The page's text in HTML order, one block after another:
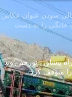
سودن عنوان عکاس
خانگی را به دست
پیشاور–تورخم روند
متوقف کرد